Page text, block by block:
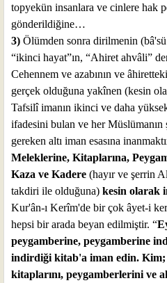
topyekün insanlara ve cinlere hak
gönderildiğine…
3) Ölümden sonra dirilmenin
“ikinci hayat”ın, “Ahiret ahvâli”
Cehennem ve azabının ve
gerçek olduğuna yakînen (kesin
Tafsilî imanın ikinci ve daha
ifadesini bulan ve her Müslümanın
gereken altı iman esasına
Meleklerine, Kitaplarına,
Kaza ve Kadere (hayır ve şerrin
takdiri ile olduğuna) kesin olarak
Kur'ân-ı Kerîm'de bir çok âyet-i
hepsi bir arada beyan edilmiştir. “
peygamberine, peygamberine
indirdiği kitab'a iman edin. Kim;
kitaplarını, peygamberlerini ve